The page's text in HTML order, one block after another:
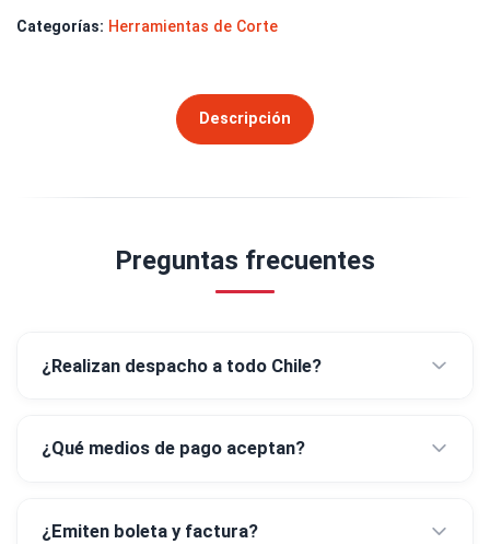
Categorías: Herramientas de Corte
Descripción
Preguntas frecuentes
¿Realizan despacho a todo Chile?
¿Qué medios de pago aceptan?
¿Emiten boleta y factura?